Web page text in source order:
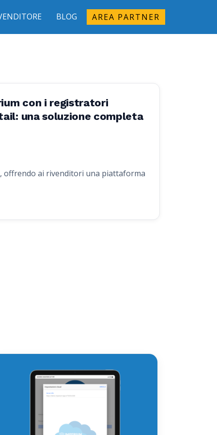
BLOG AREA PARTNER
con i registratori
una soluzione completa
offrendo ai rivenditori una piattaforma